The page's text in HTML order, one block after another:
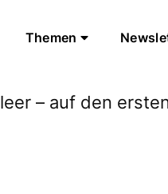
Themen